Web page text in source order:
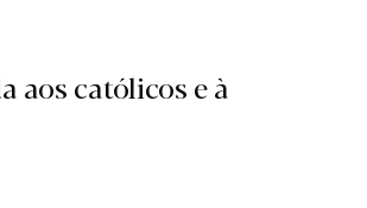
aos católicos e à